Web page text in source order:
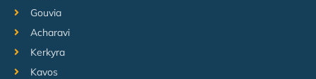
Gouvia
Acharavi
Kerkyra
Kavos